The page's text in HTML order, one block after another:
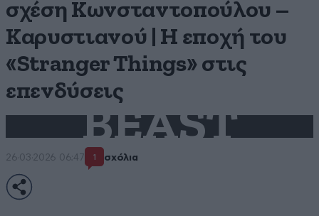
σχέση Κωνσταντοπούλου –
Καρυστιανού | Η εποχή του
«Stranger Things» στις
επενδύσεις
BEAST
26·03·2026 06:47 1 σχόλια